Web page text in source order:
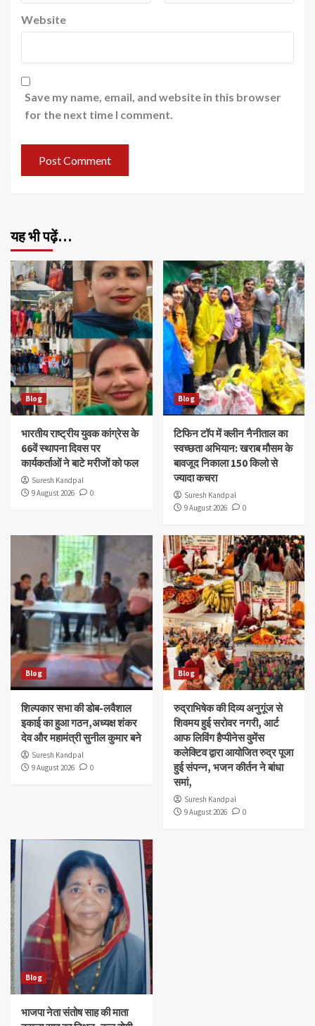
Website
Save my name, email, and website in this browser
for the next time I comment.
यह भी पढ़ें…
Blog
भारतीय राष्ट्रीय युवक कांग्रेस के
66वें स्थापना दिवस पर
कार्यकर्ताओं ने बाटे मरीजों को फल
Suresh Kandpal
9 August 2026
0
Blog
टिफिन टॉप में क्लीन नैनीताल का
स्वच्छता अभियान: खराब मौसम के
बावजूद निकाला 150 किलो से
ज्यादा कचरा
Suresh Kandpal
9 August 2026
0
Blog
शिल्पकार सभा की डोब-लवैशाल
इकाई का हुआ गठन,अध्यक्ष शंकर
देव और महामंत्री सुनील कुमार बने
Suresh Kandpal
9 August 2026
0
Blog
रुद्राभिषेक की दिव्य अनुगूंज से
शिवमय हुई सरोवर नगरी, आर्ट
आफ लिविंग हैप्पीनेस वुमेंस
कलेक्टिव द्वारा आयोजित रुद्र पूजा
हुई संपन्न, भजन कीर्तन ने बांधा
समां,
Suresh Kandpal
9 August 2026
0
Blog
भाजपा नेता संतोष साह की माता